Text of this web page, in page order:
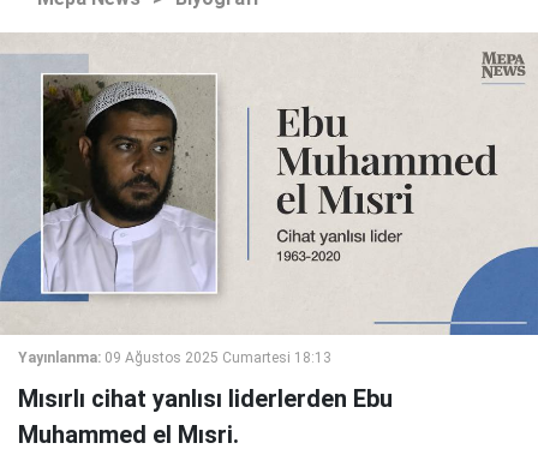
Yayınlanma: 09 Ağustos 2025 Cumartesi 18:13
Mısırlı cihat yanlısı liderlerden Ebu
Muhammed el Mısri.